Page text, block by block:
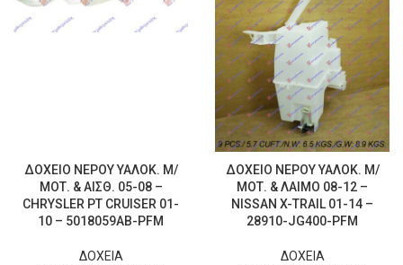
ΔΟΧΕΙΟ ΝΕΡΟΥ ΥΑΛΟΚ. Μ/
ΜΟΤ. & ΑΙΣΘ. 05-08 –
CHRYSLER PT CRUISER 01-
10 – 5018059AB-PFM
ΔΟΧΕΙΑ
ΔΟΧΕΙΟ ΝΕΡΟΥ ΥΑΛΟΚ. Μ/
ΜΟΤ. & ΛΑΙΜΟ 08-12 –
NISSAN X-TRAIL 01-14 –
28910-JG400-PFM
ΔΟΧΕΙΑ